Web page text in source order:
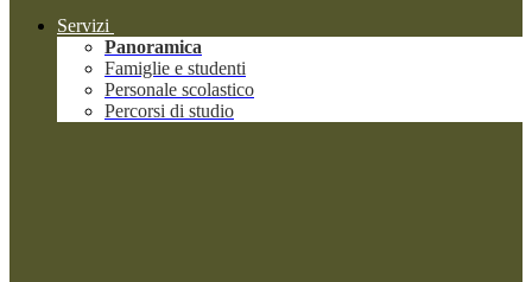
Servizi
Panoramica
Famiglie e studenti
Personale scolastico
Percorsi di studio